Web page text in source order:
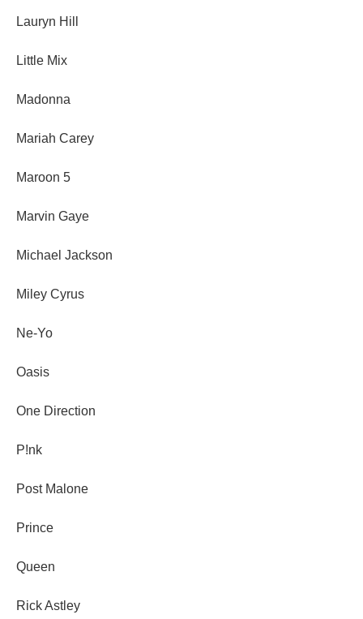
Lauryn Hill
Little Mix
Madonna
Mariah Carey
Maroon 5
Marvin Gaye
Michael Jackson
Miley Cyrus
Ne-Yo
Oasis
One Direction
P!nk
Post Malone
Prince
Queen
Rick Astley